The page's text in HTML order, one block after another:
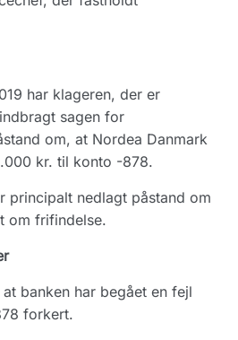
har klageren, der er
sagen for
om, at Nordea Danmark
kr. til konto -878.
principalt nedlagt påstand om
om frifindelse.
banken har begået en fejl
forkert.